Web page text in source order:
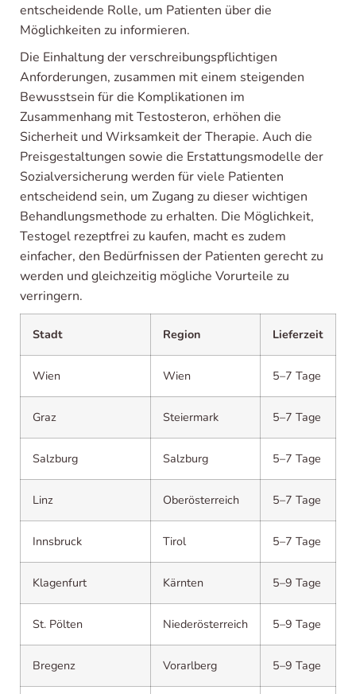
entscheidende Rolle, um Patienten über die
Möglichkeiten zu informieren.
Die Einhaltung der verschreibungspflichtigen
Anforderungen, zusammen mit einem steigenden
Bewusstsein für die Komplikationen im
Zusammenhang mit Testosteron, erhöhen die
Sicherheit und Wirksamkeit der Therapie. Auch die
Preisgestaltungen sowie die Erstattungsmodelle der
Sozialversicherung werden für viele Patienten
entscheidend sein, um Zugang zu dieser wichtigen
Behandlungsmethode zu erhalten. Die Möglichkeit,
Testogel rezeptfrei zu kaufen, macht es zudem
einfacher, den Bedürfnissen der Patienten gerecht zu
werden und gleichzeitig mögliche Vorurteile zu
verringern.
Stadt Region Lieferzeit
Wien Wien 5–7 Tage
Graz Steiermark 5–7 Tage
Salzburg Salzburg 5–7 Tage
Linz Oberösterreich 5–7 Tage
Innsbruck Tirol 5–7 Tage
Klagenfurt Kärnten 5–9 Tage
St. Pölten Niederösterreich 5–9 Tage
Bregenz Vorarlberg 5–9 Tage